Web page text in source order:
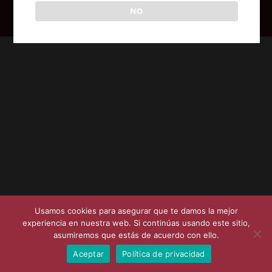
Posicionamiento SEO en Coruña - Syvat Sistemas
Usamos cookies para asegurar que te damos la mejor
experiencia en nuestra web. Si continúas usando este sitio,
asumiremos que estás de acuerdo con ello.
Aceptar
Política de privacidad
NO